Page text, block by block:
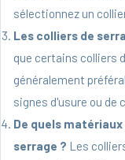
sélectionnez un
Les colliers de
que certains colliers
généralement
signes d'usure ou de
De quels
serrage ? Les